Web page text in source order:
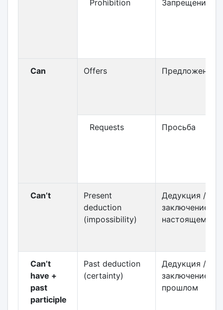
Prohibition Запрещение
Can Offers Предложение
Requests Просьба
Can’t
Present
deduction
(impossibility)
Дедукция /
заключение в
настоящем
Can’t
have +
past
participle
Past deduction
(certainty)
Дедукция /
заключение в
прошлом